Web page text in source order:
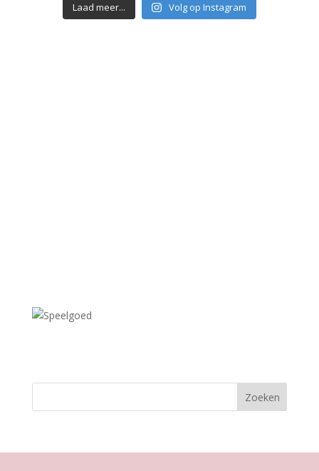
Laad meer... Volg op Instagram